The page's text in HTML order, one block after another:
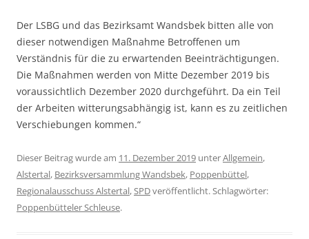
Der LSBG und das Bezirksamt Wandsbek bitten alle von
dieser notwendigen Maßnahme Betroffenen um
Verständnis für die zu erwartenden Beeinträchtigungen.
Die Maßnahmen werden von Mitte Dezember 2019 bis
voraussichtlich Dezember 2020 durchgeführt. Da ein Teil
der Arbeiten witterungsabhängig ist, kann es zu zeitlichen
Verschiebungen kommen.“
Dieser Beitrag wurde am 11. Dezember 2019 unterAllgemein,
Alstertal, Bezirksversammlung Wandsbek, Poppenbüttel,
Regionalausschuss Alstertal,SPDveröffentlicht. Schlagwörter:
Poppenbütteler Schleuse.